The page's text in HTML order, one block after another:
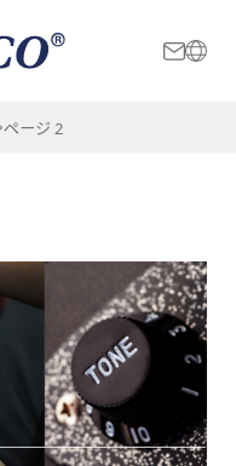
International
ページ 2